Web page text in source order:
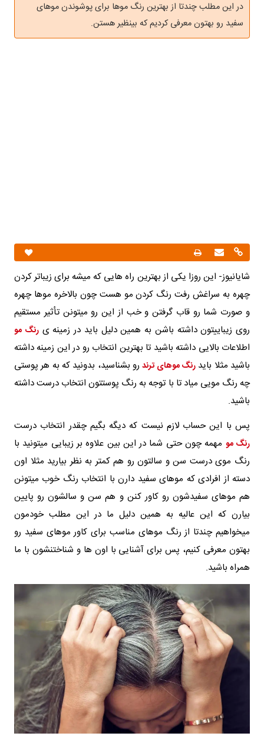
در این مطلب چندتا از بهترین رنگ موها برای پوشوندن موهای
سفید رو بهتون معرفی کردیم که بینظیر هستن.
شایانیوز- این روزا یکی از بهترین راه هایی که میشه برای زیباتر کردن
چهره به سراغش رفت رنگ کردن مو هست چون بالاخره موها چهره
و صورت شما رو قاب گرفتن و خب از این رو میتونن تأثیر مستقیم
روی زیباییتون داشته باشن به همین دلیل باید در زمینه یرنگ مو
اطلاعات بالایی داشته باشید تا بهترین انتخاب رو در این زمینه داشته
باشید مثلا باید رنگ موهای ترندرو بشناسید، بدونید که به هر پوستی
چه رنگ مویی میاد تا با توجه به رنگ پوستتون انتخاب درست داشته
باشید.
پس با این حساب لازم نیست که دیگه بگیم چقدر انتخاب درست
رنگ مو مهمه چون حتی شما در این بین علاوه بر زیبایی میتونید با
رنگ موی درست سن و سالتون رو هم کمتر به نظر بیارید مثلا اون
دسته از افرادی که موهای سفید دارن با انتخاب رنگ خوب میتونن
هم موهای سفیدشون رو کاور کنن و هم سن و سالشون رو پایین
بیارن که این عالیه به همین دلیل ما در این مطلب خودمون
میخواهیم چندتا از رنگ موهای مناسب برای کاور موهای سفید رو
بهتون معرفی کنیم، پس برای آشنایی با اون ها و شناختنشون با ما
همراه باشید.